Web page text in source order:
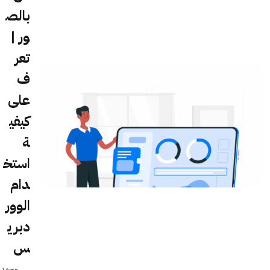
بالص
ور |
تعر
ف
على
كيفي
ة
استخ
دام
الوور
دبري
س